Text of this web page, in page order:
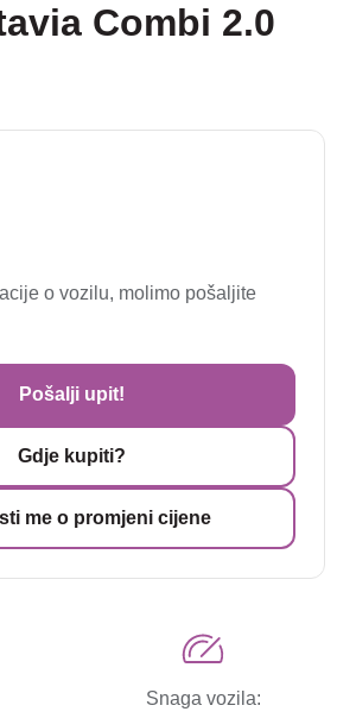
Combi 2.0
o vozilu, molimo pošaljite
Pošalji upit!
Gdje kupiti?
me o promjeni cijene
Snaga vozila: